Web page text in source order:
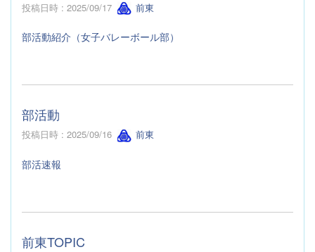
投稿日時 : 2025/09/17 前東
部活動紹介（女子バレーボール部）
部活動
投稿日時 : 2025/09/16 前東
部活速報
前東TOPIC